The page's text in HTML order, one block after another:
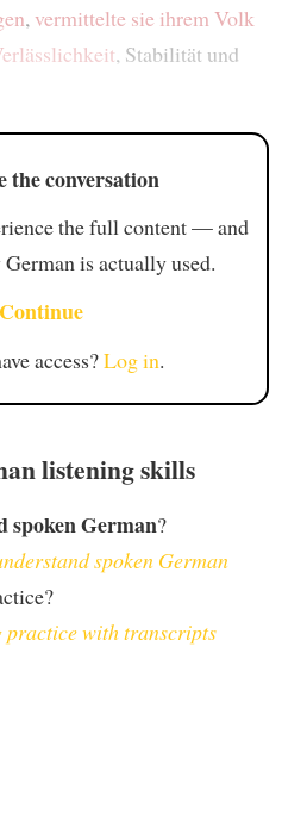
, vermittelte sie ihrem Volk
, Stabilität und
the conversation
the full content — and
is actually used.
Continue
access?Log in.
listening skills
spoken German?
spoken German
practice with transcripts